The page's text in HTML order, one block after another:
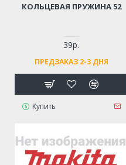
КОЛЬЦЕВАЯ ПРУЖИНА 52
39р.
ПРЕДЗАКАЗ 2-3 ДНЯ
Купить